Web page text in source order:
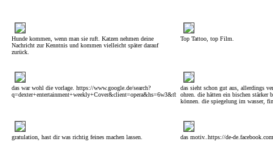
Hunde kommen, wenn man sie ruft. Katzen nehmen deine
Nachricht zur Kenntnis und kommen vielleicht später darauf
zurück.
Top Tattoo, top Film.
das war wohl die vorlage. https://www.google.de/search?
das sieht schon gut aus, allerdings
ohren. die hätten ein bischen stärker
können. die spiegelung im wasser,
gratulation, hast dir was richtig feines machen lassen. das motiv..https://de-